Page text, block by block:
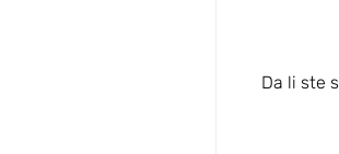
Da li ste